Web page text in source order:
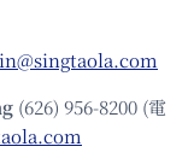
(626) 956-8200 (電